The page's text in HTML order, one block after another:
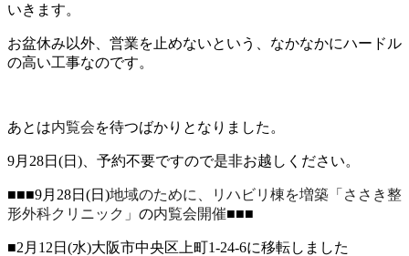
いきます。
お盆休み以外、営業を止めないという、なかなかにハードル
の高い工事なのです。
あとは内覧会を待つばかりとなりました。
9月28日(日)、予約不要ですので是非お越しください。
■■■9月28日(日)地域のために、リハビリ棟を増築「ささき整
形外科クリニック」 の内覧会開催■■■
■2月12日(水)大阪市中央区上町1-24-6に移転しました